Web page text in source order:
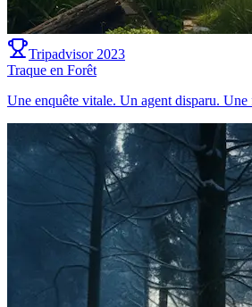
Tripadvisor 2023
Traque en Forêt
Une enquête vitale. Un agent disparu. Une